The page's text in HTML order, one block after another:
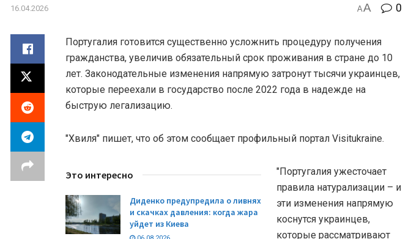
16.04.2026 AA 0
Португалия готовится существенно усложнить процедуру получения
гражданства, увеличив обязательный срок проживания в стране до 10
лет. Законодательные изменения напрямую затронут тысячи украинцев,
которые переехали в государство после 2022 года в надежде на
быструю легализацию.
"Хвиля" пишет, что об этом сообщает профильный портал Visitukraine.
Это интересно
Диденко предупредила о ливнях
и скачках давления: когда жара
уйдет из Киева
"Португалия ужесточает
правила натурализации – и
эти изменения напрямую
коснутся украинцев,
которые рассматривают